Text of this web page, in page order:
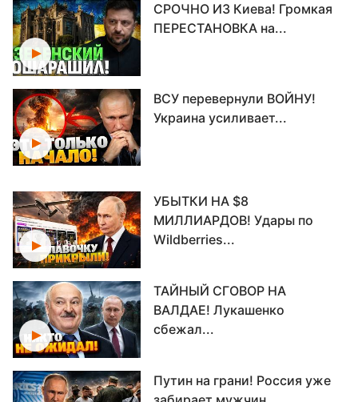
СРОЧНО ИЗ Киева! Громкая
ПЕРЕСТАНОВКА на...
ВСУ перевернули ВОЙНУ!
Украина усиливает...
УБЫТКИ НА $8
МИЛЛИАРДОВ! Удары по
Wildberries...
ТАЙНЫЙ СГОВОР НА
ВАЛДАЕ! Лукашенко
сбежал...
Путин на грани! Россия уже